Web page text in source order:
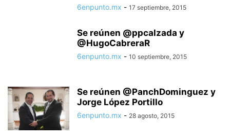
6enpunto.mx - 17 septiembre, 2015
Se reúnen @ppcalzada y
@HugoCabreraR
6enpunto.mx - 10 septiembre, 2015
Se reúnen @PanchDominguez y
Jorge López Portillo
6enpunto.mx - 28 agosto, 2015